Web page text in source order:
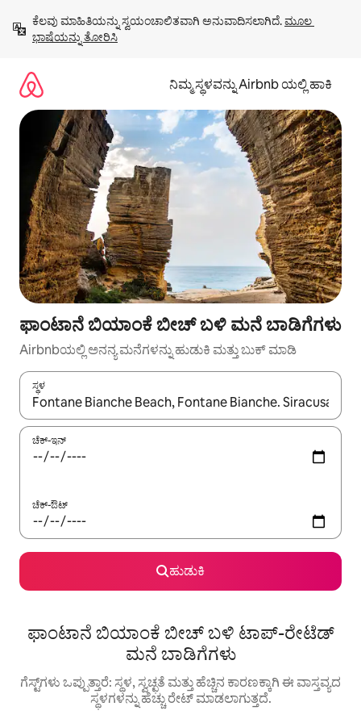
ಹೋಗಿ
ಕೆಲವು ಮಾಹಿತಿಯನ್ನು ಸ್ವಯಂಚಾಲಿತವಾಗಿ ಅನುವಾದಿಸಲಾಗಿದೆ. ಮೂಲ
ಭಾಷೆಯನ್ನು ತೋರಿಸಿ
ನಿಮ್ಮ ಸ್ಥಳವನ್ನು Airbnb ಯಲ್ಲಿ ಹಾಕಿ
ಫಾಂಟಾನೆ ಬಿಯಾಂಕೆ ಬೀಚ್ ಬಳಿ ಮನೆ ಬಾಡಿಗೆಗಳು
Airbnbಯಲ್ಲಿ ಅನನ್ಯ ಮನೆಗಳನ್ನು ಹುಡುಕಿ ಮತ್ತು ಬುಕ್ ಮಾಡಿ
ಸ್ಥಳ
ಫಲಿತಾಂಶಗಳು ಲಭ್ಯವಿರುವಾಗ, ಅಪ್ ಮತ್ತು ಡೌನ್ ಬಾಣದ ಕೀಲಿಗಳೊಂದಿಗೆ
ಚೆಕ್-ಇನ್
ಚೆಕ್-ಔಟ್
ಹುಡುಕಿ
ಫಾಂಟಾನೆ ಬಿಯಾಂಕೆ ಬೀಚ್ ಬಳಿ ಟಾಪ್-ರೇಟೆಡ್
ಮನೆ ಬಾಡಿಗೆಗಳು
ಗೆಸ್ಟ್‌ಗಳು ಒಪ್ಪುತ್ತಾರೆ: ಸ್ಥಳ, ಸ್ವಚ್ಛತೆ ಮತ್ತು ಹೆಚ್ಚಿನ ಕಾರಣಕ್ಕಾಗಿ ಈ ವಾಸ್ತವ್ಯದ
ಸ್ಥಳಗಳನ್ನು ಹೆಚ್ಚು ರೇಟ್ ಮಾಡಲಾಗುತ್ತದೆ.